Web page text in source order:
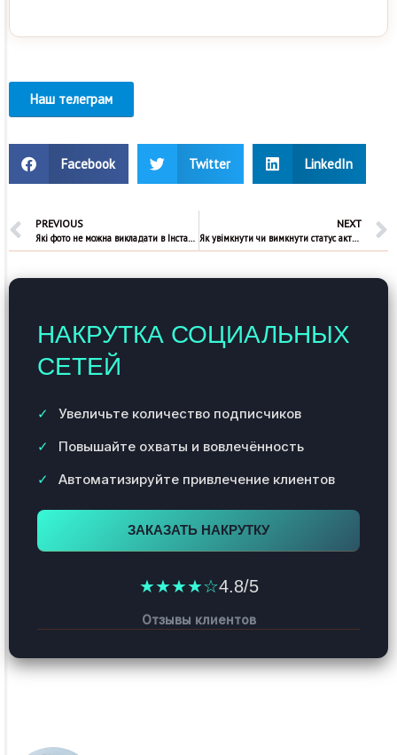
Наш телеграм
Facebook Twitter LinkedIn
PREVIOUS
Які фото не можна викладати в Інстаграм
NEXT
Як увімкнути чи вимкнути статус активності в Інстаграмі
НАКРУТКА СОЦИАЛЬНЫХ
СЕТЕЙ
Увеличьте количество подписчиков
Повышайте охваты и вовлечённость
Автоматизируйте привлечение клиентов
ЗАКАЗАТЬ НАКРУТКУ
★★★★☆4.8/5
Отзывы клиентов